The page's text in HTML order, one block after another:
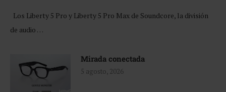
Los Liberty 5 Pro y Liberty 5 Pro Max de Soundcore, la división
de audio …
Mirada conectada
5 agosto, 2026